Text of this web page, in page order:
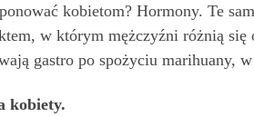
kobietom? Hormony. Te
w którym mężczyźni różnią
gastro po spożyciu marihuany,
kobiety.